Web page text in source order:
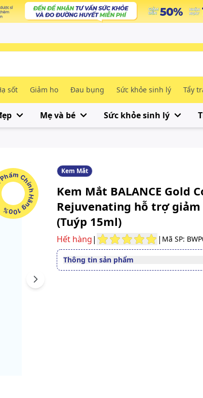
sốt Giảm ho Đau bụng Sức khỏe sinh lý Tẩy
Mẹ và bé Sức khỏe sinh lý
Hãng 100%
Next
Kem Mắt
Kem Mắt BALANCE Gold
Rejuvenating hỗ trợ
(Tuýp 15ml)
Hết hàng| | Mã SP:
Thông tin sản phẩm